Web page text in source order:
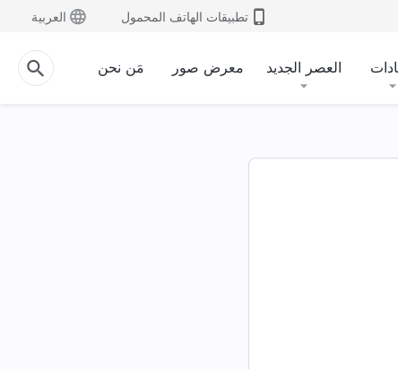
تطبيقات الهاتف المحمول العربية
العصر الجديد معرض صور مَن نحن